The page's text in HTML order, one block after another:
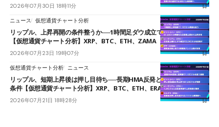
2026年07月30日 18時11分
ニュース 仮想通貨チャート分析
リップル、上昇再開の条件整うか──1時間足ダウ成立で1.185ドルを狙う
【仮想通貨チャート分析】XRP、BTC、ETH、ZAMA
2026年07月23日 19時07分
仮想通貨チャート分析 ニュース
リップル、短期上昇後は押し目待ち──長期HMA反発と雲上抜けが買い
条件【仮想通貨チャート分析】XRP、BTC、ETH、ERA
2026年07月21日 18時28分